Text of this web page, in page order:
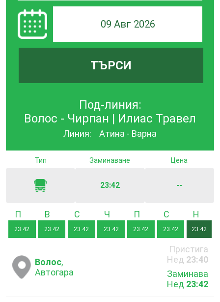
09 Авг 2026
ТЪРСИ
Под-линия:
Волос - Чирпан | Илиас Травел
Линия: Атина - Варна
Тип Заминаване
23:42
Цена
--
Понеделник
23:42
Вторник
23:42 23:42
Четвъртък
23:42 23:42
Събота
23:42 23:42
Волос,
Автогара
Пристига
Нед 23:40
Заминава
Нед 23:42